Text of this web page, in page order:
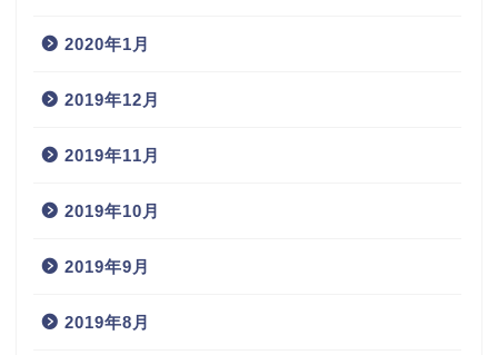
2020年1月
2019年12月
2019年11月
2019年10月
2019年9月
2019年8月